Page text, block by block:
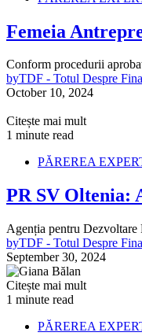
Femeia
Conform procedurii
byTDF - Totul Despre
October 10, 2024
Citește mai mult
1 minute read
PĂREREA
PR SV Oltenia:
Agenția pentru
byTDF - Totul Despre
September 30, 2024
Citește mai mult
1 minute read
PĂREREA